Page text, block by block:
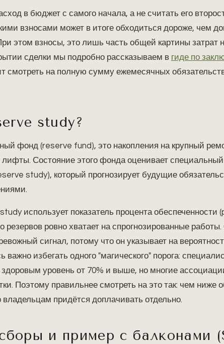
в бюджет с самого начала, а не считать его
взносами может в итоге обходиться дороже, чем
этом взносы, это лишь часть общей картины затрат
сделки мы подробно рассказываем в гиде по
смотреть на полную сумму ежемесячных
study?
фонд (reserve fund), это накопления на крупный
Состояние этого фонда оценивает специальный
study), который прогнозирует будущие
использует показатель процента обеспеченности
резервов ровно хватает на спрогнозированные
сигнал, потому что он указывает на
избегать одного "магического" порога:
уровень от 70% и выше, но многие
Поэтому правильнее смотреть на это так: чем ниже
придётся доплачивать отдельно.
и пример с балконами